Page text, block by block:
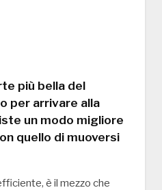
più bella del
per arrivare alla
un modo migliore
quello di muoversi
è il mezzo che